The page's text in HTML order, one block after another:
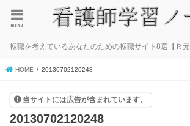
menu
転職を考えているあなたのための転職サイト8選【Ｒ元
HOME 20130702120248
当サイトには広告が含まれています。
20130702120248